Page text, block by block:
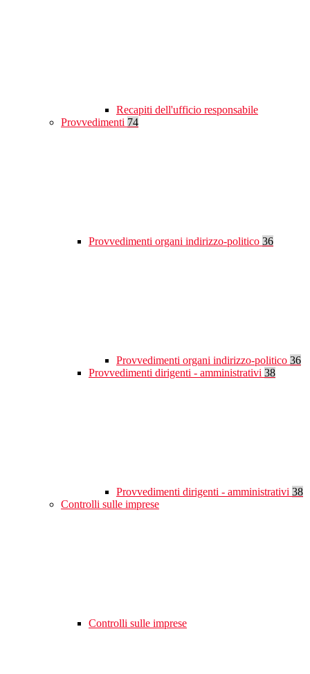
Recapiti dell'ufficio responsabile
Provvedimenti 74
Provvedimenti organi indirizzo-politico 36
Provvedimenti organi indirizzo-politico 36
Provvedimenti dirigenti - amministrativi 38
Provvedimenti dirigenti - amministrativi 38
Controlli sulle imprese
Controlli sulle imprese